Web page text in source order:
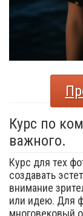
Курс по
важного.
Курс для тех
создавать
внимание
или идею. Для
многовековый